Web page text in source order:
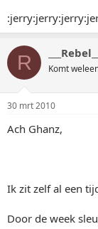
R ___Rebel___
Komt
30 mrt 2010
Ach Ghanz,
Ik zit zelf al een
Door de week